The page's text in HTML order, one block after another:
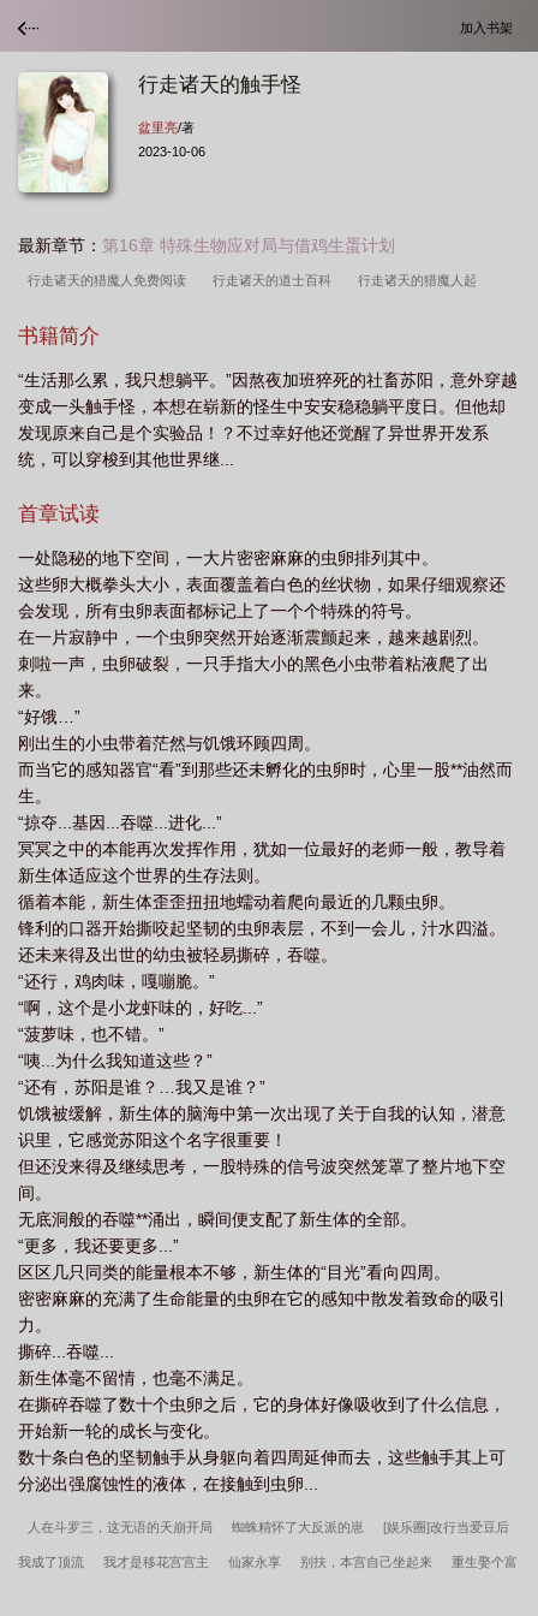
加入书架
行走诸天的触手怪
盆里亮/著
2023-10-06
最新章节： 第16章 特殊生物应对局与借鸡生蛋计划
行走诸天的猎魔人免费阅读 行走诸天的道士百科 行走诸天的猎魔人起
txt 行走诸天的我
者 行走诸天的旅者作者噜啦啦6 行走诸天的触手怪笔趣阁 行走诸天的道
土 行走诸天的旅者 噜啦啦 行走诸天的旅者噜啦啦 行走诸天的旅者 行
走诸天的猎魔人起点中文网 行走诸天的旅者txt
旅者笔趣阁
书籍简介
“生活那么累，我只想躺平。”因熬夜加班猝死的社畜苏阳，意外穿越
变成一头触手怪，本想在崭新的怪生中安安稳稳躺平度日。但他却
发现原来自己是个实验品！？不过幸好他还觉醒了异世界开发系
统，可以穿梭到其他世界继...
首章试读
一处隐秘的地下空间，一大片密密麻麻的虫卵排列其中。
这些卵大概拳头大小，表面覆盖着白色的丝状物，如果仔细观察还
会发现，所有虫卵表面都标记上了一个个特殊的符号。
在一片寂静中，一个虫卵突然开始逐渐震颤起来，越来越剧烈。
刺啦一声，虫卵破裂，一只手指大小的黑色小虫带着粘液爬了出
来。
“好饿…”
刚出生的小虫带着茫然与饥饿环顾四周。
而当它的感知器官“看”到那些还未孵化的虫卵时，心里一股**油然而
生。
“掠夺...基因...吞噬...进化...”
冥冥之中的本能再次发挥作用，犹如一位最好的老师一般，教导着
新生体适应这个世界的生存法则。
循着本能，新生体歪歪扭扭地蠕动着爬向最近的几颗虫卵。
锋利的口器开始撕咬起坚韧的虫卵表层，不到一会儿，汁水四溢。
还未来得及出世的幼虫被轻易撕碎，吞噬。
“还行，鸡肉味，嘎嘣脆。”
“啊，这个是小龙虾味的，好吃...”
“菠萝味，也不错。”
“咦...为什么我知道这些？”
“还有，苏阳是谁？…我又是谁？”
饥饿被缓解，新生体的脑海中第一次出现了关于自我的认知，潜意
识里，它感觉苏阳这个名字很重要！
但还没来得及继续思考，一股特殊的信号波突然笼罩了整片地下空
间。
无底洞般的吞噬**涌出，瞬间便支配了新生体的全部。
“更多，我还要更多...”
区区几只同类的能量根本不够，新生体的“目光”看向四周。
密密麻麻的充满了生命能量的虫卵在它的感知中散发着致命的吸引
力。
撕碎...吞噬...
新生体毫不留情，也毫不满足。
在撕碎吞噬了数十个虫卵之后，它的身体好像吸收到了什么信息，
开始新一轮的成长与变化。
数十条白色的坚韧触手从身躯向着四周延伸而去，这些触手其上可
分泌出强腐蚀性的液体，在接触到虫卵...
人在斗罗三，这无语的天崩开局 蜘蛛精怀了大反派的崽 [娱乐圈]改行当爱豆后
我成了顶流 我才是移花宫宫主 仙家永享 别扶，本宫自己坐起来 重生娶个富